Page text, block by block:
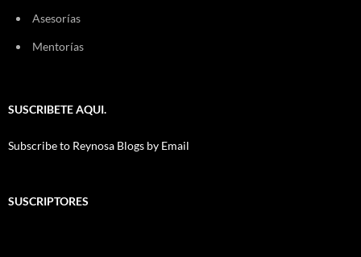
Asesorías
Mentorías
SUSCRIBETE AQUI.
Subscribe to Reynosa Blogs by Email
SUSCRIPTORES